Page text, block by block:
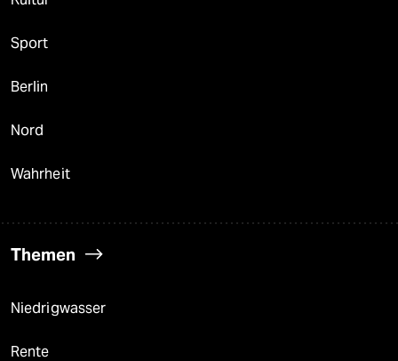
Sport
Berlin
Nord
Wahrheit
Themen
Niedrigwasser
Rente